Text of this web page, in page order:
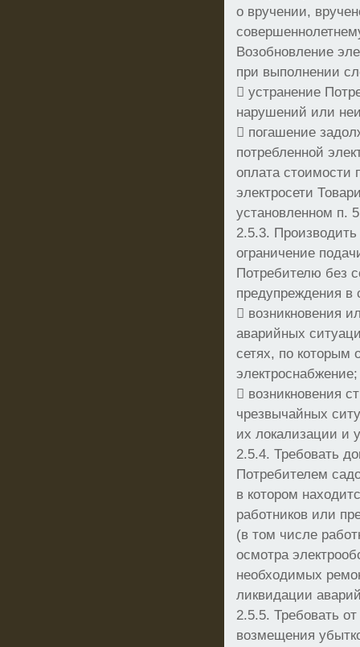
о вручении,
Возобновление
при выполнении
 устранение
нарушений или
 погашение
потребленной
оплата стоимости
электросети
установленном п.
2.5.3.
ограничение
Потребителю без
предупреждения в
 возникновения
аварийных
сетях, по которым
электроснабжение;
 возникновения
чрезвычайных
их локализации и
2.5.4. Требовать
Потребителем
в котором
работников или
(в том числе
осмотра
необходимых
ликвидации
2.5.5. Требовать
возмещения